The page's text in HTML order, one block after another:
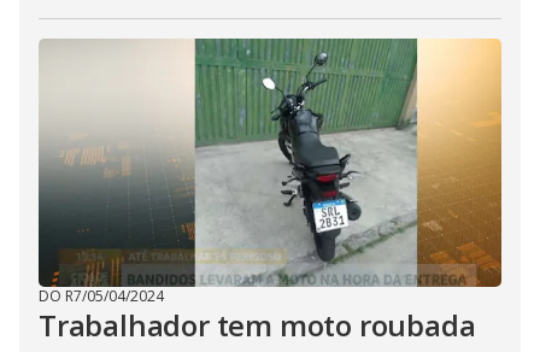
DO R7/05/04/2024
Trabalhador tem moto roubada